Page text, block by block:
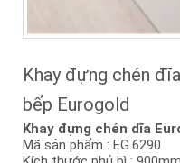
Khay đựng chén
bếp Eurogold
Khay đựng chén dĩa
Mã sản phẩm : EG.6290